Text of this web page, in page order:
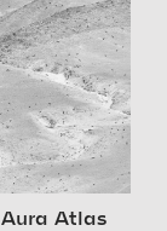
Aura Atlas